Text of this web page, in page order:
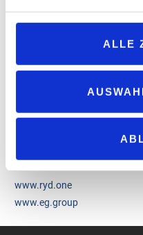
ALLE
Expansion des ryd-
einfacheren Zugang zum
Laurent Grobet, Country
„Da die Nutzung
unsere Partnerschaft mit ryd
freuen uns darauf, unseren
Tankvorgänge vom Auto aus
www.ryd.one
www.eg.group